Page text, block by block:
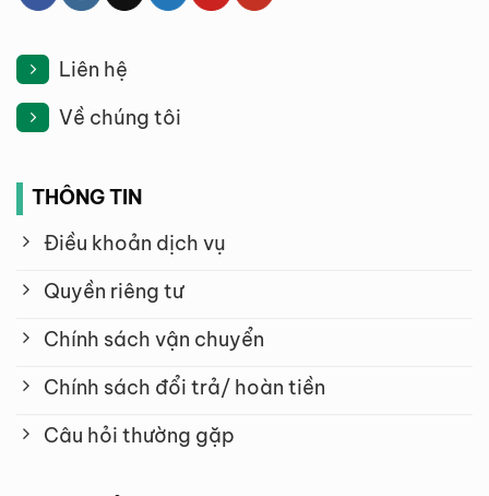
Liên hệ
Về chúng tôi
THÔNG TIN
Điều khoản dịch vụ
Quyền riêng tư
Chính sách vận chuyển
Chính sách đổi trả/ hoàn tiền
Câu hỏi thường gặp